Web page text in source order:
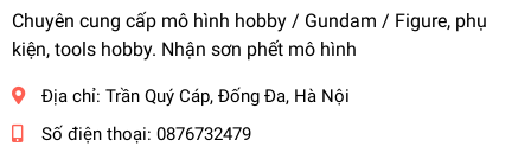
Chuyên cung cấp mô hình hobby / Gundam / Figure, phụ
kiện, tools hobby. Nhận sơn phết mô hình
Địa chỉ: Trần Quý Cáp, Đống Đa, Hà Nội
Số điện thoại: 0876732479